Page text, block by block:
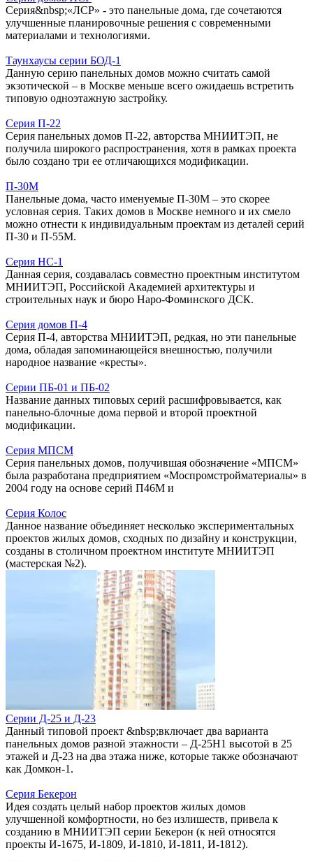
Серия&nbsp;«ЛСР» - это панельные дома, где сочетаются
улучшенные планировочные решения с современными
материалами и технологиями.
Таунхаусы серии БОД-1
Данную серию панельных домов можно считать самой
экзотической – в Москве меньше всего ожидаешь встретить
типовую одноэтажную застройку.
Серия П-22
Серия панельных домов П-22, авторства МНИИТЭП, не
получила широкого распространения, хотя в рамках проекта
было создано три ее отличающихся модификации.
П-30М
Панельные дома, часто именуемые П-30М – это скорее
условная серия. Таких домов в Москве немного и их смело
можно отнести к индивидуальным проектам из деталей серий
П-30 и П-55М.
Серия НС-1
Данная серия, создавалась совместно проектным институтом
МНИИТЭП, Российской Академией архитектуры и
строительных наук и бюро Наро-Фоминского ДСК.
Серия домов П-4
Серия П-4, авторства МНИИТЭП, редкая, но эти панельные
дома, обладая запоминающейся внешностью, получили
народное название «кресты».
Серии ПБ-01 и ПБ-02
Название данных типовых серий расшифровывается, как
панельно-блочные дома первой и второй проектной
модификации.
Серия МПСМ
Серия панельных домов, получившая обозначение «МПСМ»
была разработана предприятием «Моспромстройматериалы» в
2004 году на основе серий П46М и
Серия Колос
Данное название объединяет несколько экспериментальных
проектов жилых домов, сходных по дизайну и конструкции,
созданы в столичном проектном институте МНИИТЭП
(мастерская №2).
Серии Д-25 и Д-23
Данный типовой проект &nbsp;включает два варианта
панельных домов разной этажности – Д-25Н1 высотой в 25
этажей и Д-23 на два этажа ниже, которые также обозначают
как Домкон-1.
Серия Бекерон
Идея создать целый набор проектов жилых домов
улучшенной комфортности, но без излишеств, привела к
созданию в МНИИТЭП серии Бекерон (к ней относятся
проекты И-1675, И-1809, И-1810, И-1811, И-1812).